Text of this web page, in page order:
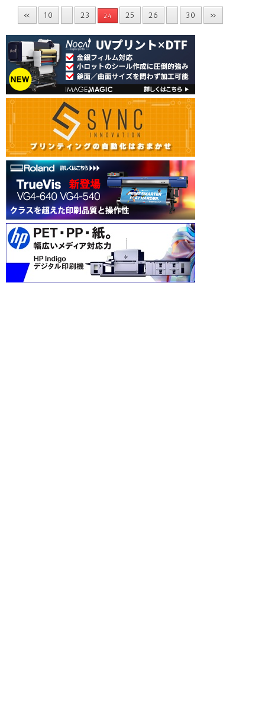
« 10 23 24 25 26 30 »